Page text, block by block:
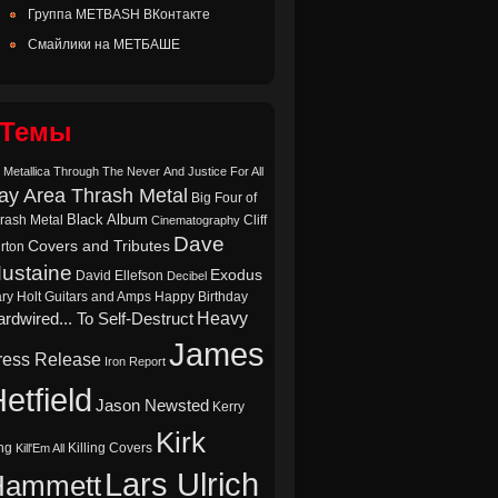
Группа METBASH ВКонтакте
Смайлики на МЕТБАШЕ
Темы
Metallica Through The Never And Justice For All
Area Thrash Metal Big Four of
Metal Black Album Cinematography Cliff
Covers and Tributes Dave
David Ellefson Decibel Exodus
Holt Guitars and Amps Happy Birthday
To Self-Destruct Heavy
Release Iron Report James
Jason Newsted Kerry
Kill'Em All Killing Covers Kirk
Lars Ulrich